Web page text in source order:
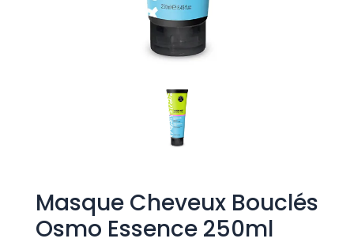
Masque Cheveux Bouclés
Osmo Essence 250ml